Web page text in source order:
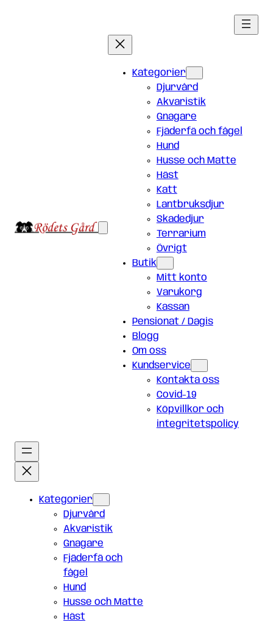
Kategorier
Djurvård
Akvaristik
Gnagare
Fjäderfä och fågel
Hund
Husse och Matte
Häst
Katt
Lantbruksdjur
Skadedjur
Terrarium
Övrigt
Butik
Mitt konto
Varukorg
Kassan
Pensionat / Dagis
Blogg
Om oss
Kundservice
Kontakta oss
Covid-19
Köpvillkor och
integritetspolicy
Kategorier
Djurvård
Akvaristik
Gnagare
Fjäderfä och
fågel
Hund
Husse och Matte
Häst